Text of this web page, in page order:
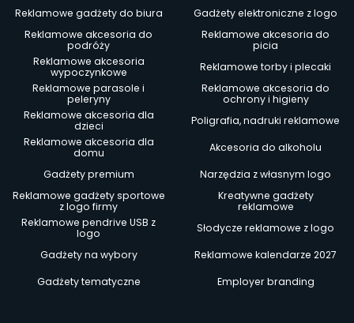
Reklamowe gadżety do biura
Gadżety elektroniczne z logo
Reklamowe akcesoria do
podróży
Reklamowe akcesoria do
picia
Reklamowe akcesoria
wypoczynkowe
Reklamowe torby i plecaki
Reklamowe parasole i
peleryny
Reklamowe akcesoria do
ochrony i higieny
Reklamowe akcesoria dla
dzieci
Poligrafia, nadruki reklamowe
Reklamowe akcesoria dla
domu
Akcesoria do alkoholu
Gadżety premium
Narzędzia z własnym logo
Reklamowe gadżety sportowe
z logo firmy
Kreatywne gadżety
reklamowe
Reklamowe pendrive USB z
logo
Słodycze reklamowe z logo
Gadżety na wybory
Reklamowe kalendarze 2027
Gadżety tematyczne
Employer branding